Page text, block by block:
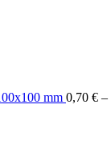
mm 0,70 € –